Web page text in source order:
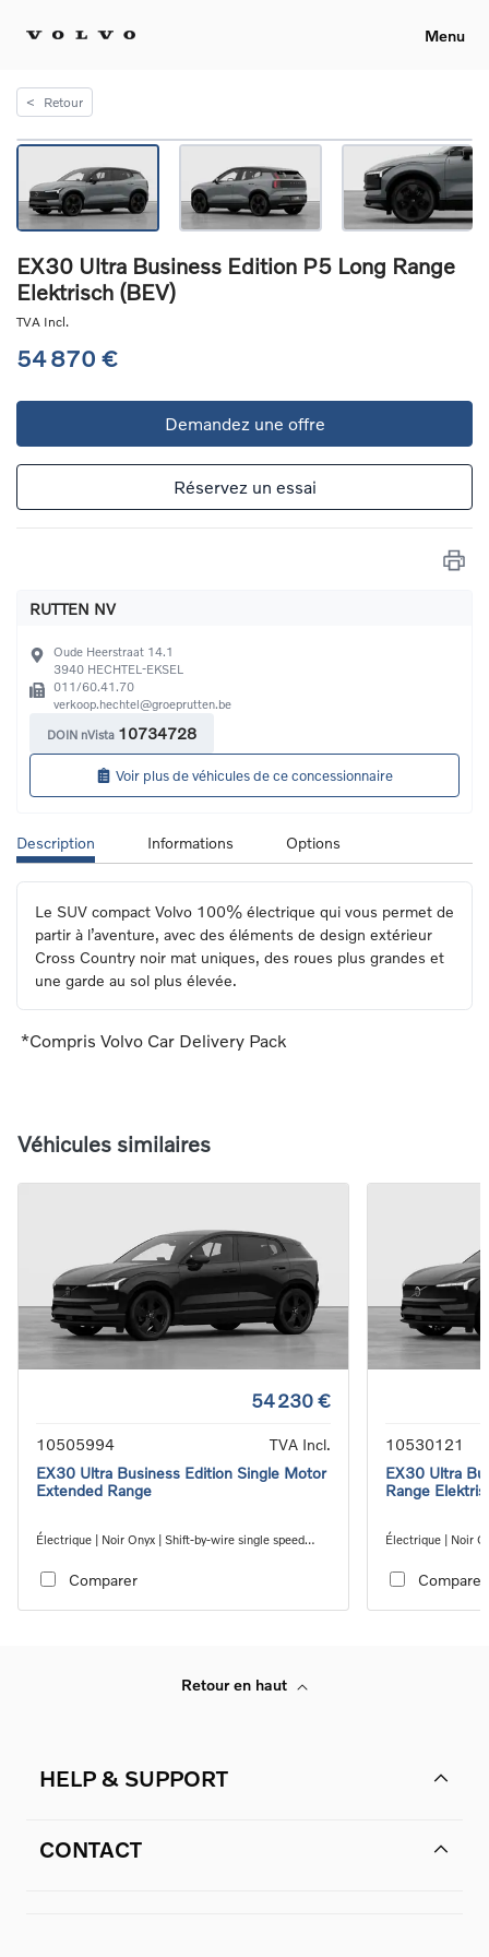
Menu
< Retour
EX30 Ultra Business Edition P5 Long Range
Elektrisch (BEV)
TVA Incl.
54 870 €
Demandez une offre
Réservez un essai
RUTTEN NV
Oude Heerstraat 14.1
3940 HECHTEL-EKSEL
011/60.41.70
verkoop.hechtel@groeprutten.be
DOIN nVista 10734728
Voir plus de véhicules de ce concessionnaire
Description Informations Options
Le SUV compact Volvo 100% électrique qui vous permet de
partir à l’aventure, avec des éléments de design extérieur
Cross Country noir mat uniques, des roues plus grandes et
une garde au sol plus élevée.
*Compris Volvo Car Delivery Pack
Véhicules similaires
54 230 €
10505994
TVA Incl.
EX30 Ultra Business Edition Single Motor
Extended Range
Électrique | Noir Onyx | Shift-by-wire single speed
Comparer
10530121
EX30 Ultra
Range
Électrique | Noir
Comparer
Retour en haut
HELP & SUPPORT
CONTACT